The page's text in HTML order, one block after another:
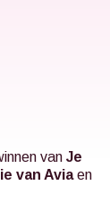
van Je
van Aviaen